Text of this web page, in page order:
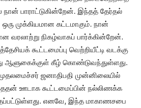
நான் பாராட்டுகின்றேன். இந்தத் தேர்தல்
முக்கியமான கட்டமாகும். நான்
வரலாற்று நிகழ்வாகப் பார்க்கின்றேன்.
கூட்டமைப்பு வெற்றியீட்டி வடக்கு
ஆளுகைக்குள் கீழ் கொண்டுவந்துள்ளது.
ஜனாதிபதி முன்னிலையில்
ஊடாக கூட்டமைப்பின் நல்லிணக்க
எனவே, இந்த மாகாணசபை